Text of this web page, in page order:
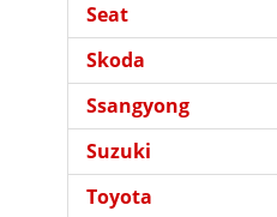
Seat
Skoda
Ssangyong
Suzuki
Toyota